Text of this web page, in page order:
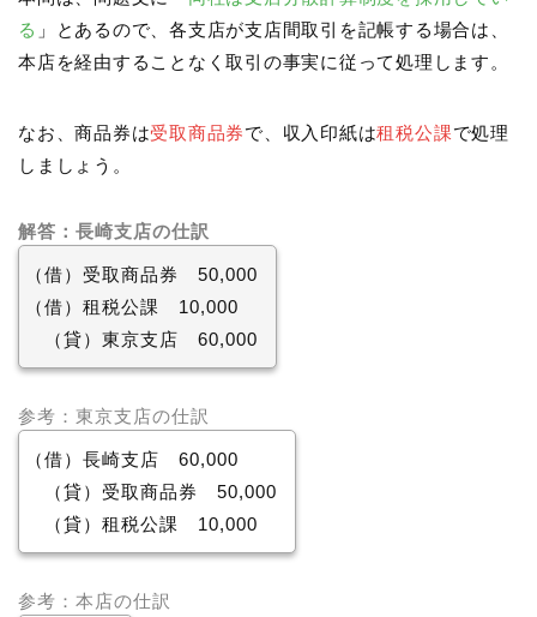
る 」とあるので、各支店が支店間取引を記帳する場合は、
本店を経由することなく取引の事実に従って処理します。
なお、商品券は受取商品券で、収入印紙は租税公課で処理
しましょう。
解答：長崎支店の仕訳
（借）受取商品券 50,000
（借）租税公課 10,000
（貸）東京支店 60,000
参考：東京支店の仕訳
（借）長崎支店 60,000
（貸）受取商品券 50,000
（貸）租税公課 10,000
参考：本店の仕訳